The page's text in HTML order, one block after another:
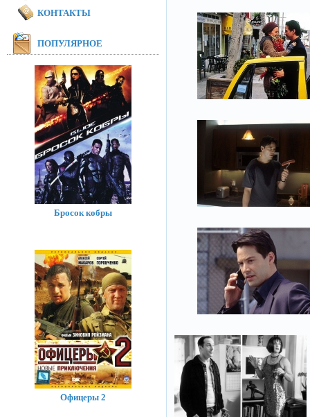
КОНТАКТЫ
ПОПУЛЯРНОЕ
Бросок кобры
Офицеры 2